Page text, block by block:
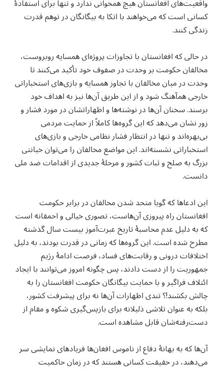
واقعیت‌های افغانستان هیچ همخوانی ندارد و تنها برای استفادۀ
کسانی است که می‌خواهند با اتکا به بیگانگان در توهم قدرت
زندگی کنند.
در حالی که افغانستان با تجاوزات پروژه‌ای همسایه روبروست،
مخالفان حکومت بر وحدت در صفوف خود تأکید می‌کنند تا
وحدت در میان مخالفان با تجاوز همسایه و بازی‌های استخباراتی
خارجی همآهنگ شود و از این طریق آن‌ها نیز به اهداف خود
برسند. سخنان آن‌ها در نوشته‌ها و اظهاراتشان در مورد فشار و
زور نشان می‌دهد که این گروه‌ها کاملاً از حمایت مردمی
بی‌بهره‌اند و تنها در انتظار فشار نظامی خارجی و بازی‌های
استخباراتی نشسته‌اند. این مواضع مخالفان را می‌توان خیانتی
بزرگ به صلح و ثبات کشور و مرحلۀ جدیدی از اقدامات ضد ملی
دانست.
این ادعاها که گویا متحد شدن مخالفان در برابر حکومت
افغانستان راه پیروزی آن‌هاست، تصوری خیالی و احمقانه است
که به دلیل عدم محاسبۀ تاریخ عبرت‌آموز بیست سال گذشته
مطرح شده است. این گروه‌ها که زمانی در قدرت بودند، به دلیل
اختلافات درونی و رقابت‌های فساد، فرصت ادامۀ رژیم
جمهوریت را از دست دادند، پس چگونه امروز می‌توانند با ایجاد
ائتلاف فراگیر و با حمایت بیگانگان حکومت افغانستان را به
چالش بکشند!؟ تندی اظهارات آن‌ها نه برای پیشرفت کشور،
بلکه به عنوان تلاشی ذلیلانه برای بازپس‌گیری شکوه و مقام از
دست‌رفته‌شان قابل مشاهده است.
آن‌ها که به بهانۀ دفاع از ناموس افغان‌ها فریادهای نمایشی سر
می‌دهند، در حقیقت کسانی هستند که در زمان حاکمیت